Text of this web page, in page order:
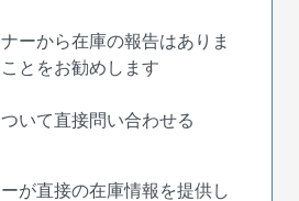
ーから在庫の報告はありま
とをお勧めします
いて直接問い合わせる
が直接の在庫情報を提供し